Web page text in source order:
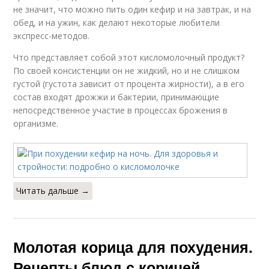
не значит, что можно пить один кефир и на завтрак, и на
обед, и на ужин, как делают некоторые любители
экспресс-методов.
Что представляет собой этот кисломолочный продукт?
По своей консистенции он не жидкий, но и не слишком
густой (густота зависит от процента жирности), а в его
состав входят дрожжи и бактерии, принимающие
непосредственное участие в процессах брожения в
организме.
Читать дальше →
Молотая корица для похудения.